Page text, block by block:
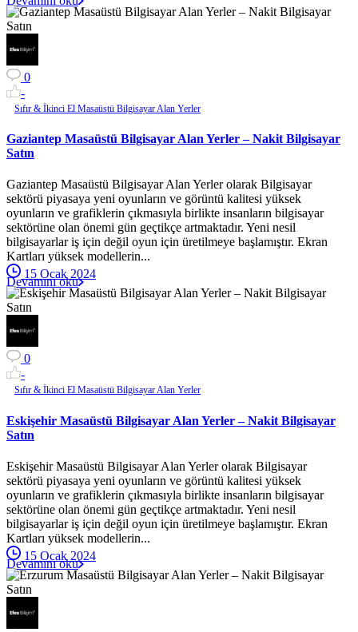
0
-
Sıfır & İkinci El Masaüstü Bilgisayar Alan Yerler
Gaziantep Masaüstü Bilgisayar Alan Yerler – Nakit Bilgisayar
Satın
Gaziantep Masaüstü Bilgisayar Alan Yerler olarak Bilgisayar
sektörü piyasaya yeni oyunların ve görüntü kalitesi yüksek
oyunların ve grafiklerin çıkmasıyla birlikte insanların bilgisayar
sektörüne olan önemi gün geçtikçe artmaktadır. Yeni nesil
bilgisayarlar iş için değil oyun için üretilmeye başlamıştır. Ekran
Kartları yüksek modellerin...
15 Ocak 2024
Devamını oku
0
-
Sıfır & İkinci El Masaüstü Bilgisayar Alan Yerler
Eskişehir Masaüstü Bilgisayar Alan Yerler – Nakit Bilgisayar
Satın
Eskişehir Masaüstü Bilgisayar Alan Yerler olarak Bilgisayar
sektörü piyasaya yeni oyunların ve görüntü kalitesi yüksek
oyunların ve grafiklerin çıkmasıyla birlikte insanların bilgisayar
sektörüne olan önemi gün geçtikçe artmaktadır. Yeni nesil
bilgisayarlar iş için değil oyun için üretilmeye başlamıştır. Ekran
Kartları yüksek modellerin...
15 Ocak 2024
Devamını oku